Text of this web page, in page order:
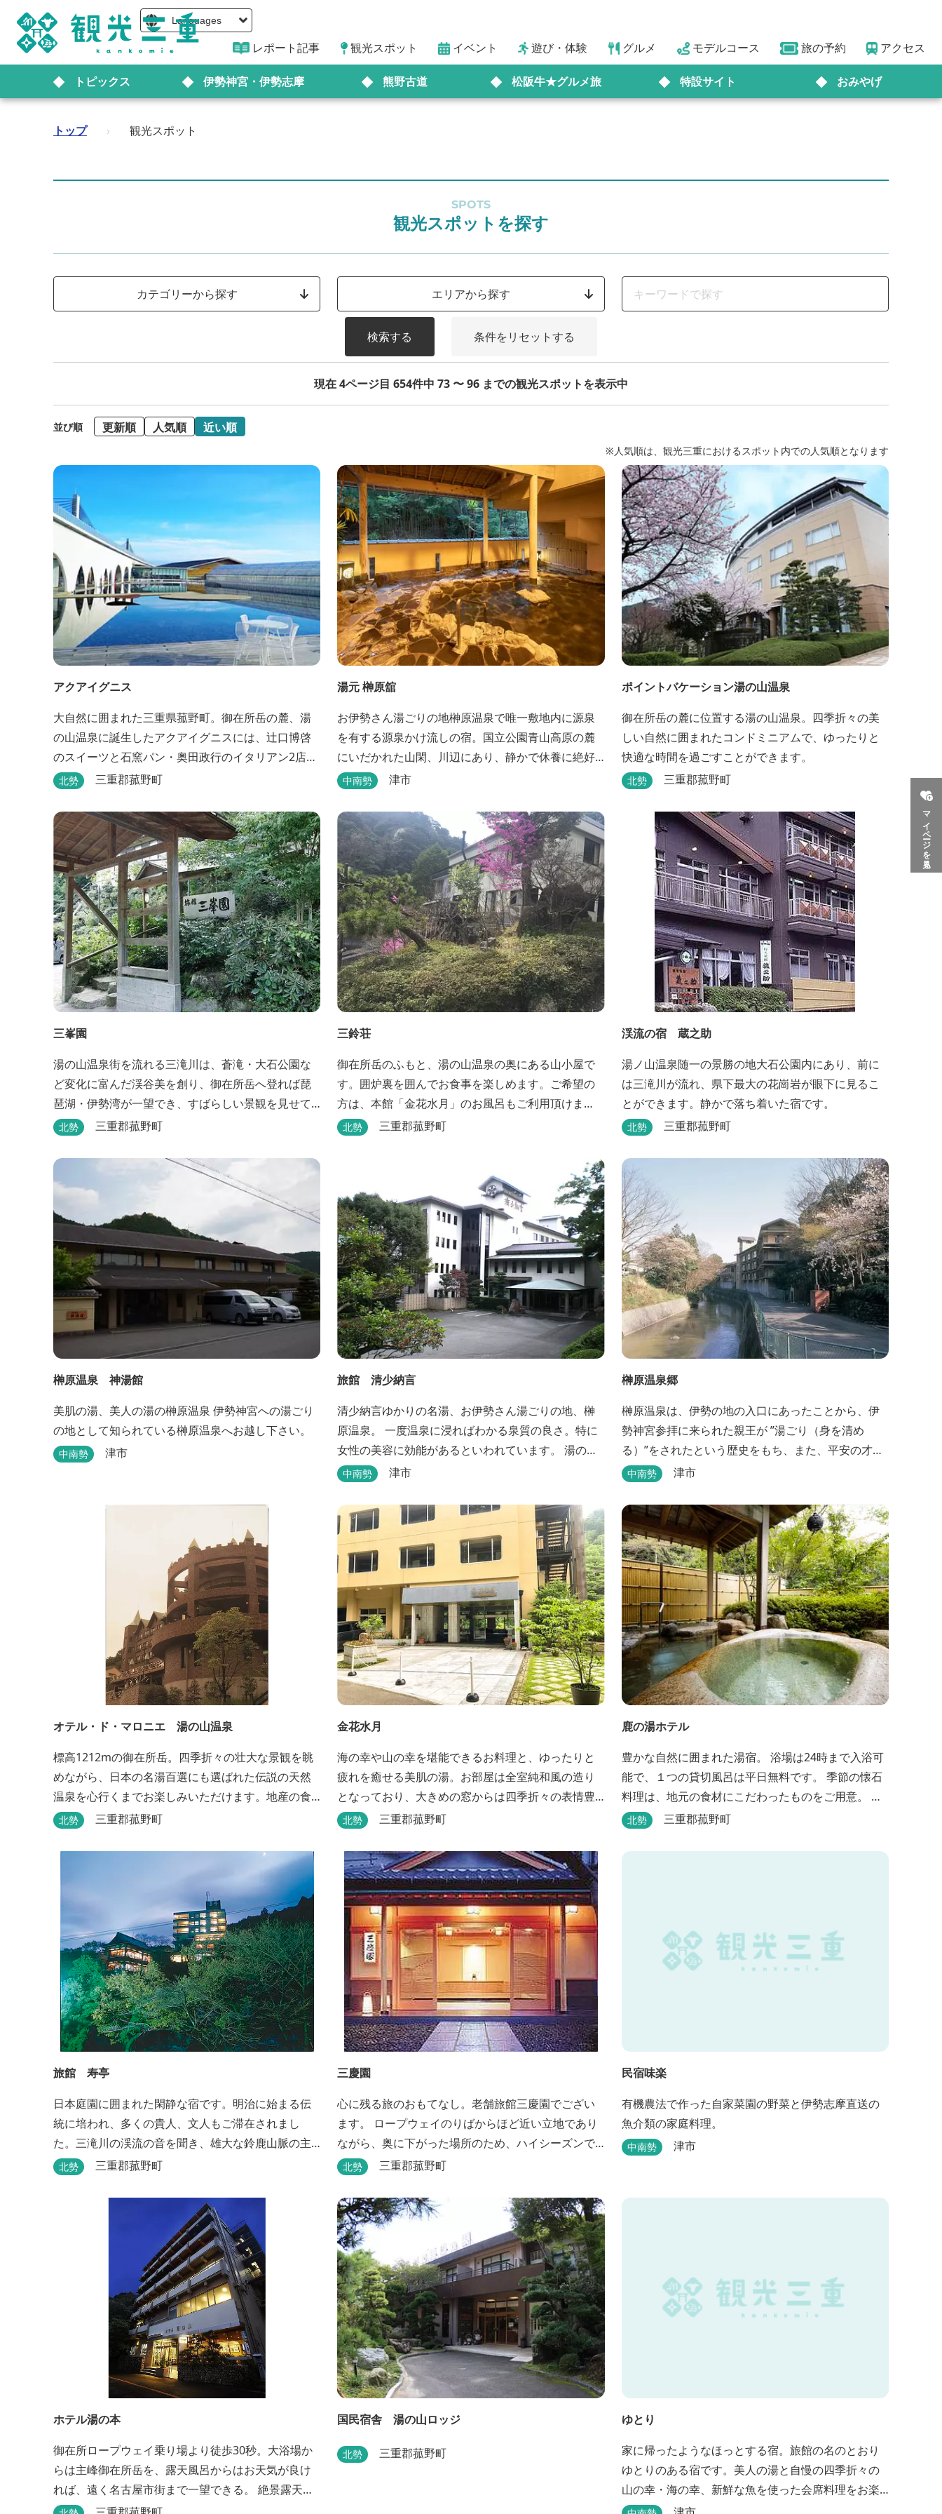
Languages
レポート記事 観光スポット イベント 遊び・体験 グルメ モデルコース 旅の予約 アクセス
トピックス 伊勢神宮・伊勢志摩 熊野古道 松阪牛★グルメ旅 特設サイト おみやげ
マイページを見る
トップ › 観光スポット
SPOTS
観光スポットを探す
カテゴリーから探す エリアから探す
検索する 条件をリセットする
現在 4ページ目 654件中 73 〜 96 までの観光スポットを表示中
並び順 更新順 人気順 近い順
※人気順は、観光三重におけるスポット内での人気順となります
アクアイグニス
大自然に囲まれた三重県菰野町。御在所岳の麓、湯
の山温泉に誕生したアクアイグニスには、辻󠄀口博啓
のスイーツと石窯パン・奥田政行のイタリアン2店
舗・笠原将弘の和食・源泉100％掛け流しの温泉・宿
『癒し』と『食』が集結しております。 【『癒し』
の追求 】 ◆源泉100%掛け流し「片岡温泉」 片岡温
泉は、地下1,200ｍより湯口で約42℃の...
北勢 三重郡菰野町
湯元 榊原舘
お伊勢さん湯ごりの地榊原温泉で唯一敷地内に源泉
を有する源泉かけ流しの宿。国立公園青山高原の麓
にいだかれた山閑、川辺にあり、静かで休養に絶好
の地です。ご宿泊、お夕席の他日帰り温泉も楽しめ
と健康をテーマとしたふるさと会席をご用意してい
ます。
中南勢 津市
ポイントバケーション湯の山温泉
御在所岳の麓に位置する湯の山温泉。四季折々の美
しい自然に囲まれたコンドミニアムで、ゆったりと
快適な時間を過ごすことができます。
北勢 三重郡菰野町
三峯園
湯の山温泉街を流れる三滝川は、蒼滝・大石公園な
ど変化に富んだ渓谷美を創り、御在所岳へ登れば琵
琶湖・伊勢湾が一望でき、すばらしい景観を見せて
くれます。 「三峯園」では料理の素材と味にもこだ
い味、めぐりあいをお届けいたします。
北勢 三重郡菰野町
三鈴荘
御在所岳のふもと、湯の山温泉の奥にある山小屋で
す。囲炉裏を囲んでお食事を楽しめます。ご希望の
方は、本館「金花水月」のお風呂もご利用頂けま
す。
北勢 三重郡菰野町
渓流の宿 蔵之助
湯ノ山温泉随一の景勝の地大石公園内にあり、前に
は三滝川が流れ、県下最大の花崗岩が眼下に見るこ
とができます。静かで落ち着いた宿です。
北勢 三重郡菰野町
榊原温泉 神湯館
美肌の湯、美人の湯の榊原温泉 伊勢神宮への湯ごり
の地として知られている榊原温泉へお越し下さい。
中南勢 津市
旅館 清少納言
清少納言ゆかりの名湯、お伊勢さん湯ごりの地、榊
原温泉。 一度温泉に浸ればわかる泉質の良さ。特に
女性の美容に効能があるといわれています。 湯の瀬
川のせせらぎが聞こえる静かな宿。それが旅館 清
味、心のこもったおもてなしを心掛けております。
日頃の喧騒から離れ、平安の才女清少納言もお墨付
きの名湯を是非実感してください。
中南勢 津市
榊原温泉郷
榊原温泉は、伊勢の地の入口にあったことから、伊
勢神宮参拝に来られた親王が ”湯ごり（身を清め
る）”をされたという歴史をもち、また、平安の才
女・清少納言が 「枕草子」で”湯は七栗の湯”＜当時
として祀っていることもあって、恋の和歌も多く残
っています。 このように、宮中や神宮にゆかりも深
く、つるつるスベスベの肌ざわりの良い泉質は 心身
の癒し...
中南勢 津市
オテル・ド・マロニエ 湯の山温泉
標高1212mの御在所岳。四季折々の壮大な景観を眺
めながら、日本の名湯百選にも選ばれた伝説の天然
温泉を心行くまでお楽しみいただけます。地産の食
材を中心としたお料理は創作会席もしくはお箸でも
け、会席・フレンチコースとも同じテーブルにてご
賞味いただけます。また館内やお食事は浴衣姿でお
楽しみいただけます。ゆったり、気軽に安心してい
ただける会員制リゾートホ...
北勢 三重郡菰野町
金花水月
海の幸や山の幸を堪能できるお料理と、ゆったりと
疲れを癒せる美肌の湯。お部屋は全室純和風の造り
となっており、大きめの窓からは四季折々の表情豊
かな御在所の景色をお楽しみ頂けます。
北勢 三重郡菰野町
鹿の湯ホテル
豊かな自然に囲まれた湯宿。 浴場は24時まで入浴可
能で、１つの貸切風呂は平日無料です。 季節の懐石
料理は、地元の食材にこだわったものをご用意。 わ
んちゃんお預かり所の設備も充実です。 女将手作り
浴場の脱衣所に最新の高機能換気設備を導入いたし
北勢 三重郡菰野町
旅館 寿亭
日本庭園に囲まれた閑静な宿です。明治に始まる伝
統に培われ、多くの貴人、文人もご滞在されまし
た。三滝川の渓流の音を聞き、雄大な鈴鹿山脈の主
峰御在所岳と、ロープウェイをご覧になりながらお
庭園にある昭和初期の離れの客間を改装した貸切風
呂（６タイプ）はレトロクラシカルな雰囲気でみな
さまに好評をいただいております。夕食は部屋食の
為、お子様連れやカッ...
北勢 三重郡菰野町
三慶園
心に残る旅のおもてなし。老舗旅館三慶園でござい
ます。 ロープウェイのりばからほど近い立地であり
ながら、奥に下がった場所のため、ハイシーズンで
も静かにゆったりとお過ごしいただけます。 自慢の
プウェイが望めます。季節ごとに表情を変える湯の
山の自然と対話しながら至極のひとときをどうぞ。
北勢 三重郡菰野町
民宿味楽
有機農法で作った自家菜園の野菜と伊勢志摩直送の
魚介類の家庭料理。
中南勢 津市
ホテル湯の本
御在所ロープウェイ乗り場より徒歩30秒。大浴場か
らは主峰御在所岳を、露天風呂からはお天気が良け
れば、遠く名古屋市街まで一望できる。 絶景露天風
呂で日頃の疲れを癒してください。
国民宿舎 湯の山ロッジ
北勢 三重郡菰野町
ゆとり
家に帰ったようなほっとする宿。旅館の名のとおり
ゆとりのある宿です。美人の湯と自慢の四季折々の
山の幸・海の幸、新鮮な魚を使った会席料理をお楽
しみいただけます。